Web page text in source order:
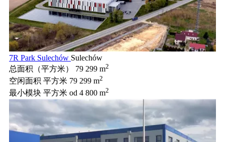
7R Park Sulechów Sulechów
总面积（平方米）
79 299 m2
空闲面积 平方米 79 299 m2
最小模块 平方米 od 4 800 m2